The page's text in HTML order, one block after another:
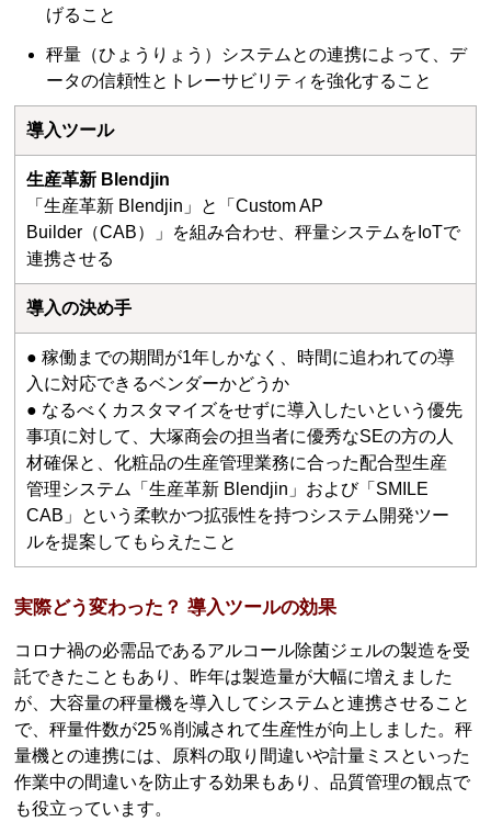
げること
秤量（ひょうりょう）システムとの連携によって、デ
ータの信頼性とトレーサビリティを強化すること
導入ツール
生産革新 Blendjin
「生産革新 Blendjin」と「Custom AP
Builder（CAB）」を組み合わせ、秤量システムをIoTで
連携させる
導入の決め手
● 稼働までの期間が1年しかなく、時間に追われての導
入に対応できるベンダーかどうか
● なるべくカスタマイズをせずに導入したいという優先
事項に対して、大塚商会の担当者に優秀なSEの方の人
材確保と、化粧品の生産管理業務に合った配合型生産
管理システム「生産革新 Blendjin」および「SMILE
CAB」という柔軟かつ拡張性を持つシステム開発ツー
ルを提案してもらえたこと
実際どう変わった？ 導入ツールの効果
コロナ禍の必需品であるアルコール除菌ジェルの製造を受
託できたこともあり、昨年は製造量が大幅に増えました
が、大容量の秤量機を導入してシステムと連携させること
で、秤量件数が25％削減されて生産性が向上しました。秤
量機との連携には、原料の取り間違いや計量ミスといった
作業中の間違いを防止する効果もあり、品質管理の観点で
も役立っています。